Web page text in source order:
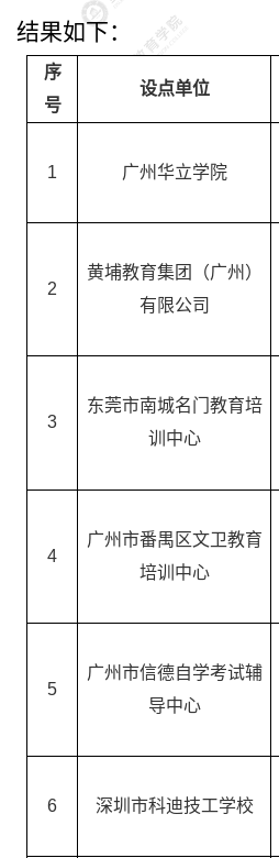
结果如下：
序
号
设点单位
1 广州华立学院
2
黄埔教育集团（广州）
有限公司
3
东莞市南城名门教育培
训中心
4
广州市番禺区文卫教育
培训中心
5
广州市信德自学考试辅
导中心
6 深圳市科迪技工学校